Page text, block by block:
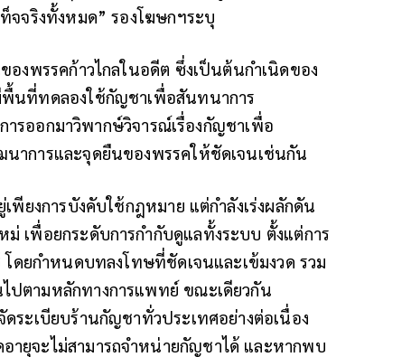
จจริงทั้งหมด” รองโฆษกฯระบุ
งพรรคก้าวไกลในอดีต ซึ่งเป็นต้นกำเนิดของ
นที่ทดลองใช้กัญชาเพื่อสันทนาการ
รออกมาวิพากษ์วิจารณ์เรื่องกัญชาเพื่อ
าการและจุดยืนของพรรคให้ชัดเจนเช่นกัน
พียงการบังคับใช้กฎหมาย แต่กำลังเร่งผลักดัน
เพื่อยกระดับการกำกับดูแลทั้งระบบ ตั้งแต่การ
ดยกำหนดบทลงโทษที่ชัดเจนและเข้มงวด รวม
ปตามหลักทางการแพทย์ ขณะเดียวกัน
ระเบียบร้านกัญชาทั่วประเทศอย่างต่อเนื่อง
ยุจะไม่สามารถจำหน่ายกัญชาได้ และหากพบ